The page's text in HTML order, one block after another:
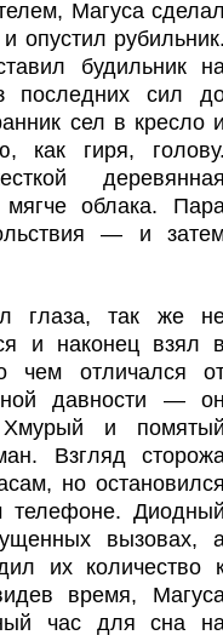
Магуса
опустил
будильник
последних сил
сел в кресло
как гиря,
облака.
— и
глаза, так же
и наконец взял
чем отличался
давности —
и
Взгляд
но
телефоне.
вызовах,
их количество
время,
час для сна